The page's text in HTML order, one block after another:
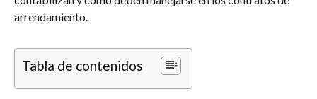
arrendamiento.
Tabla de contenidos